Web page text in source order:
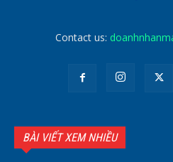
Contact us:
BÀI VIẾT XEM NHIỀU